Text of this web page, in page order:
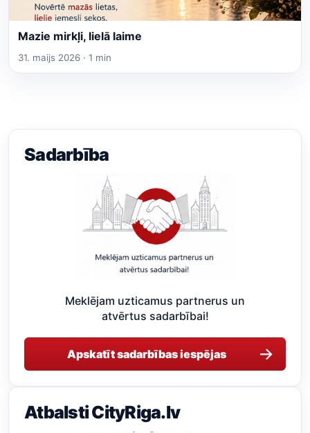
Mazie mirkļi, lielā laime
31. maijs 2026 · 1 min
Sadarbība
Meklējam uzticamus partnerus un
atvērtus sadarbībai!
Apskatīt sadarbības iespējas →
Atbalsti CityRiga.lv